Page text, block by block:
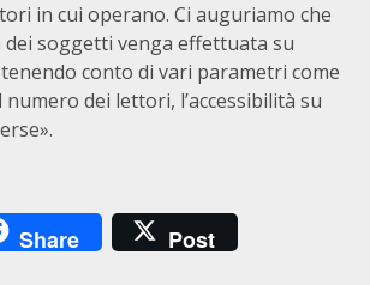
in cui operano. Ci auguriamo che
dei soggetti venga effettuata su
conto di vari parametri come
numero dei lettori, l’accessibilità su
Share Post